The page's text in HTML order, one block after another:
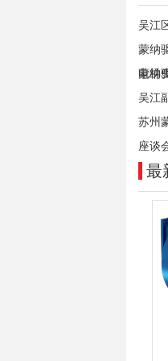
吴江
蒙纳
电梯
蒙纳
吴江
苏州
座谈
最